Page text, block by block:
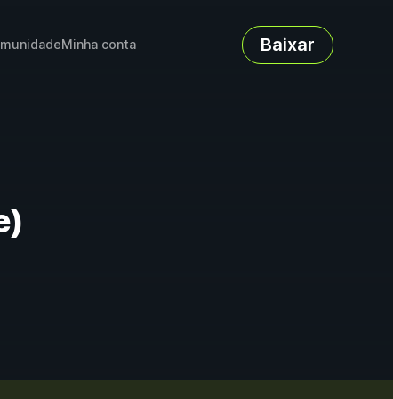
Minha conta Baixar